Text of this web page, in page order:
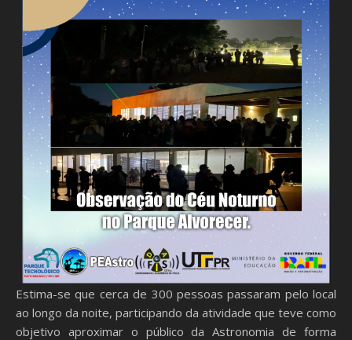
Estima-se que cerca de 300 pessoas passaram pelo local
ao longo da noite, participando da atividade que teve como
objetivo aproximar o público da Astronomia de forma